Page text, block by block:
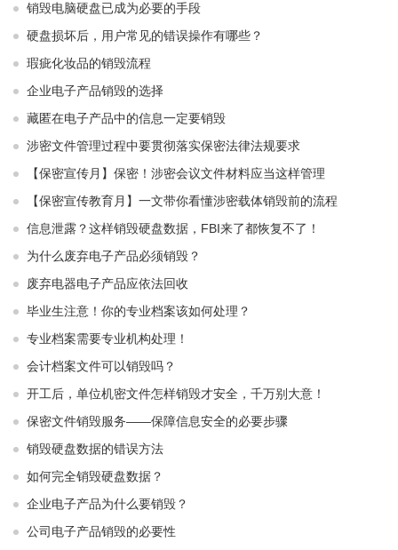
销毁电脑硬盘已成为必要的手段
硬盘损坏后，用户常见的错误操作有哪些？
瑕疵化妆品的销毁流程
企业电子产品销毁的选择
藏匿在电子产品中的信息一定要销毁
涉密文件管理过程中要贯彻落实保密法律法规要求
【保密宣传月】保密！涉密会议文件材料应当这样管理
【保密宣传教育月】一文带你看懂涉密载体销毁前的流程
信息泄露？这样销毁硬盘数据，FBI来了都恢复不了！
为什么废弃电子产品必须销毁？
废弃电器电子产品应依法回收
毕业生注意！你的专业档案该如何处理？
专业档案需要专业机构处理！
会计档案文件可以销毁吗？
开工后，单位机密文件怎样销毁才安全，千万别大意！
保密文件销毁服务——保障信息安全的必要步骤
销毁硬盘数据的错误方法
如何完全销毁硬盘数据？
企业电子产品为什么要销毁？
公司电子产品销毁的必要性